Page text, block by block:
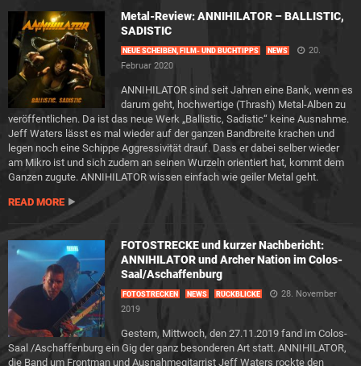
Metal-Review: ANNIHILATOR – BALLISTIC,
SADISTIC
NEUE SCHEIBEN, FILM- UND BUCHTIPPS NEWS
20.
Februar 2020
ANNIHILATOR sind seit Jahren eine Bank, wenn es
darum geht, hochwertige (Thrash) Metal-Alben zu
veröffentlichen. Da ist das neue Werk „Ballistic, Sadistic“ keine Ausnahme.
Jeff Waters lässt es mal wieder auf der ganzen Bandbreite krachen und
legen noch eine Schippe Aggressivität drauf. Dass er dabei selber wieder
am Mikro ist und sich zudem an seinen Wurzeln orientiert hat, kommt dem
Ganzen zugute. ANNIHILATOR wissen einfach wie geiler Metal geht.
READ MORE
FOTOSTRECKE und kurzer Nachbericht:
ANNIHILATOR und Archer Nation im Colos-
Saal/Aschaffenburg
FOTOSTRECKEN NEWS RÜCKBLICKE
28. November
2019
Gestern, Mittwoch, den 27.11.2019 fand im Colos-
Saal /Aschaffenburg ein Gig der ganz besonderen Art statt. ANNIHILATOR,
die Band um Frontman und Ausnahmegitarrist Jeff Waters rockte den